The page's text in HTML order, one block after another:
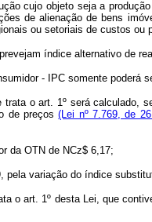
cujo objeto seja a
de alienação de bens
ou setoriais de custos
índice alternativo de
- IPC somente poderá
trata o art. 1º será calculado,
de preços(Lei nº 7.769, de
da OTN de NCz$ 6,17;
pela variação do índice
o art. 1º desta Lei, que